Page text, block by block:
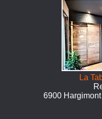
La
6900